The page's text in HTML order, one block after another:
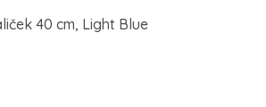
40 cm, Light Blue